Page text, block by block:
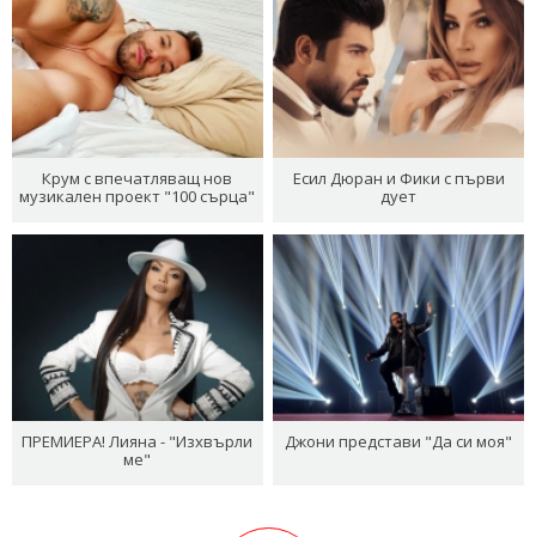
Крум с впечатляващ нов
музикален проект "100 сърца"
Есил Дюран и Фики с първи
дует
ПРЕМИЕРА! Лияна - "Изхвърли
ме"
Джони представи "Да си моя"